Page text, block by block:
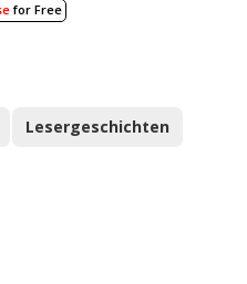
for Free
Lesergeschichten